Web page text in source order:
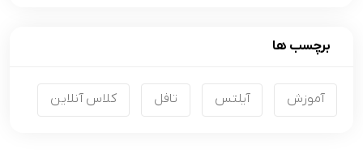
برچسب ها
آموزش آیلتس تافل کلاس آنلاین